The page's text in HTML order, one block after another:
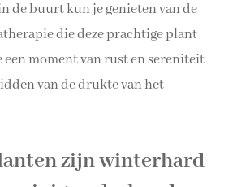
de buurt kun je genieten van de
die deze prachtige plant
moment van rust en sereniteit
van de drukte van het
zijn winterhard